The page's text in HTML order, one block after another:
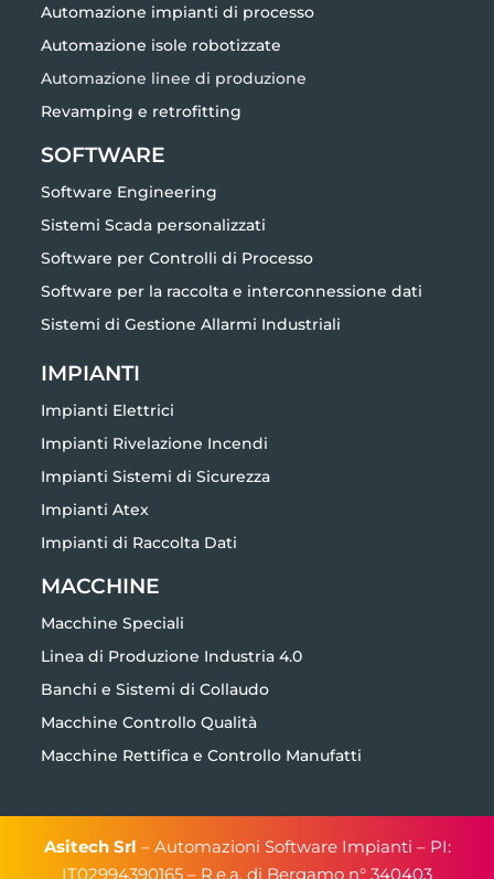
Automazione isole robotizzate
Automazione linee di produzione
Revamping e retrofitting
SOFTWARE
Software Engineering
Sistemi Scada personalizzati
Software per Controlli di Processo
Software per la raccolta e interconnessione dati
Sistemi di Gestione Allarmi Industriali
Impianti Elettrici
Impianti Rivelazione Incendi
Impianti Sistemi di Sicurezza
Impianti Atex
Impianti di Raccolta Dati
MACCHINE
Macchine Speciali
Linea di Produzione Industria 4.0
Banchi e Sistemi di Collaudo
Macchine Controllo Qualità
Macchine Rettifica e Controllo Manufatti
Asitech Srl– Automazioni Software Impianti – PI:
IT02994390165 – R.e.a. di Bergamo n° 340403
Cookie policy–Privacy Policy| © Copyright 2026